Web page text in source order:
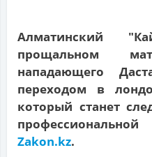
Алматинский
прощальном
нападающего
переходом в
который станет
Zakon.kz.